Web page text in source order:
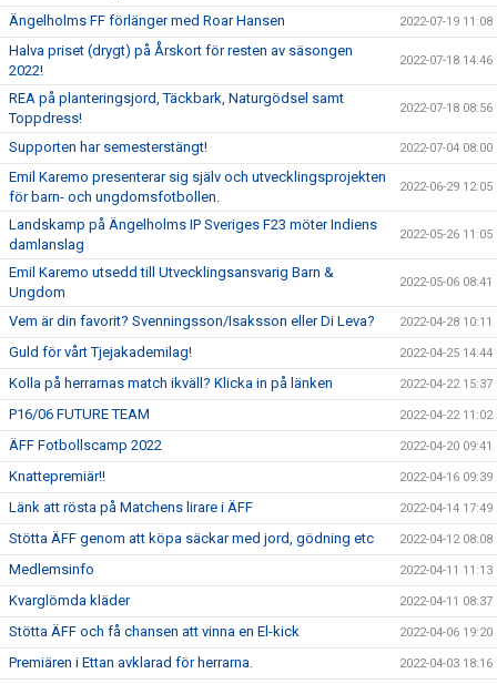
Ängelholms FF förlänger med Roar Hansen 2022-07-19 11:08
Halva priset (drygt) på Årskort för resten av säsongen
2022!
2022-07-18 14:46
REA på planteringsjord, Täckbark, Naturgödsel samt
Toppdress!
2022-07-18 08:56
Supporten har semesterstängt! 2022-07-04 08:00
Emil Karemo presenterar sig själv och utvecklingsprojekten
för barn- och ungdomsfotbollen.
2022-06-29 12:05
Landskamp på Ängelholms IP Sveriges F23 möter Indiens
damlanslag
2022-05-26 11:05
Emil Karemo utsedd till Utvecklingsansvarig Barn &
Ungdom
2022-05-06 08:41
Vem är din favorit? Svenningsson/Isaksson eller Di Leva? 2022-04-28 10:11
Guld för vårt Tjejakademilag! 2022-04-25 14:44
Kolla på herrarnas match ikväll? Klicka in på länken 2022-04-22 15:37
P16/06 FUTURE TEAM 2022-04-22 11:02
ÄFF Fotbollscamp 2022 2022-04-20 09:41
Knattepremiär!! 2022-04-16 09:39
Länk att rösta på Matchens lirare i ÄFF 2022-04-14 17:49
Stötta ÄFF genom att köpa säckar med jord, gödning etc 2022-04-12 08:08
Medlemsinfo 2022-04-11 11:13
Kvarglömda kläder 2022-04-11 08:37
Stötta ÄFF och få chansen att vinna en El-kick 2022-04-06 19:20
Premiären i Ettan avklarad för herrarna. 2022-04-03 18:16